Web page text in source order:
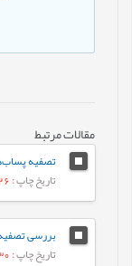
مقالات مرتبط
تاریخ چاپ: 1404/12/26
تاریخ چاپ: 1403/06/30